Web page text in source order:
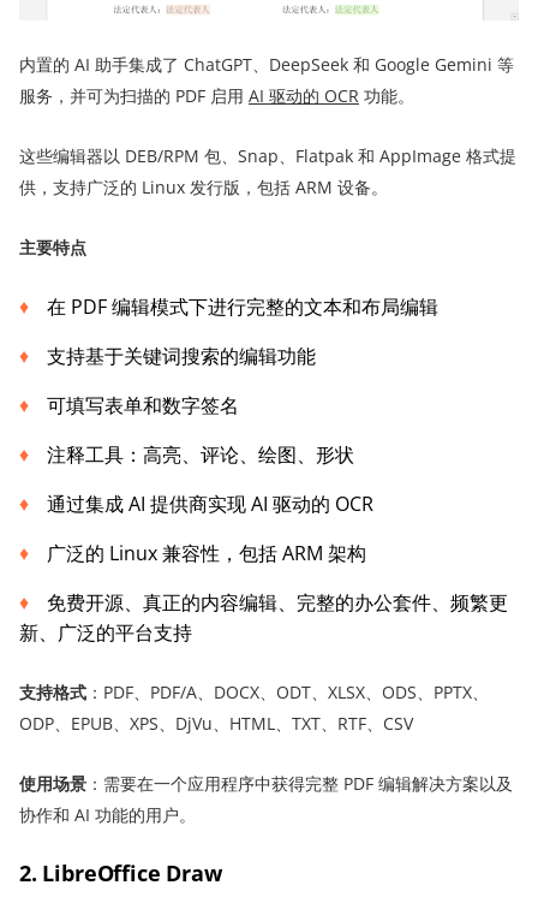
内置的 AI 助手集成了 ChatGPT、DeepSeek 和 Google Gemini 等
服务，并可为扫描的 PDF 启用 AI 驱动的 OCR 功能。
这些编辑器以 DEB/RPM 包、Snap、Flatpak 和 AppImage 格式提
供，支持广泛的 Linux 发行版，包括 ARM 设备。
主要特点
在 PDF 编辑模式下进行完整的文本和布局编辑
支持基于关键词搜索的编辑功能
可填写表单和数字签名
注释工具：高亮、评论、绘图、形状
通过集成 AI 提供商实现 AI 驱动的 OCR
广泛的 Linux 兼容性，包括 ARM 架构
免费开源、真正的内容编辑、完整的办公套件、频繁更
新、广泛的平台支持
支持格式 ：PDF、PDF/A、DOCX、ODT、XLSX、ODS、PPTX、
ODP、EPUB、XPS、DjVu、HTML、TXT、RTF、CSV
使用场景 ：需要在一个应用程序中获得完整 PDF 编辑解决方案以及
协作和 AI 功能的用户。
2. LibreOffice Draw